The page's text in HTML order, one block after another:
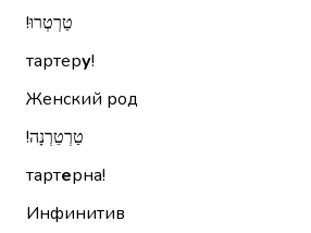
טַרְטְרוּ!‏
тартеру!
Женский род
טַרְטֵרְנָה!‏
тартерна!
Инфинитив